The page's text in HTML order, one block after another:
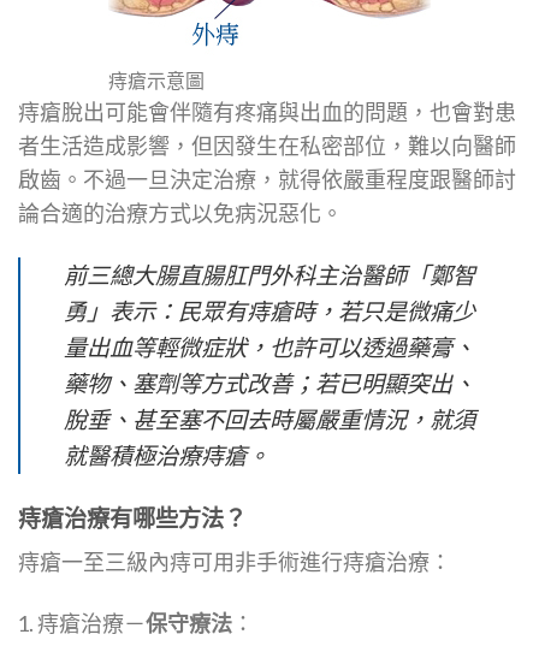
痔瘡示意圖
痔瘡脫出可能會伴隨有疼痛與出血的問題，也會對患
者生活造成影響，但因發生在私密部位，難以向醫師
啟齒。不過一旦決定治療，就得依嚴重程度跟醫師討
論合適的治療方式以免病況惡化。
前三總大腸直腸肛門外科主治醫師「鄭智
勇」表示：民眾有痔瘡時，若只是微痛少
量出血等輕微症狀，也許可以透過藥膏、
藥物、塞劑等方式改善；若已明顯突出、
脫垂、甚至塞不回去時屬嚴重情況，就須
就醫積極治療痔瘡。
痔瘡治療有哪些方法？
痔瘡一至三級內痔可用非手術進行痔瘡治療：
痔瘡治療－保守療法 ：